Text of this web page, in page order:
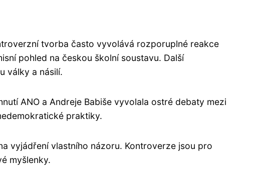
tvorba často vyvolává rozporuplné reakce
pohled na českou školní soustavu. Další
války a násilí.
ANO a Andreje Babiše vyvolala ostré debaty mezi
praktiky.
vyjádření vlastního názoru. Kontroverze jsou pro
myšlenky.